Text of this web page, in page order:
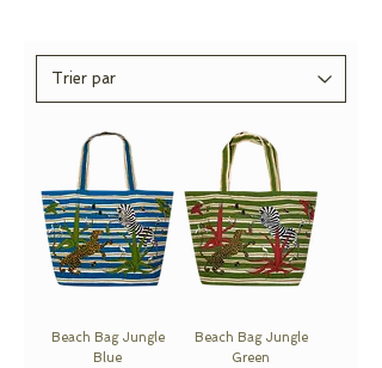
Beach Bag Jungle
Blue
Beach Bag Jungle
Green